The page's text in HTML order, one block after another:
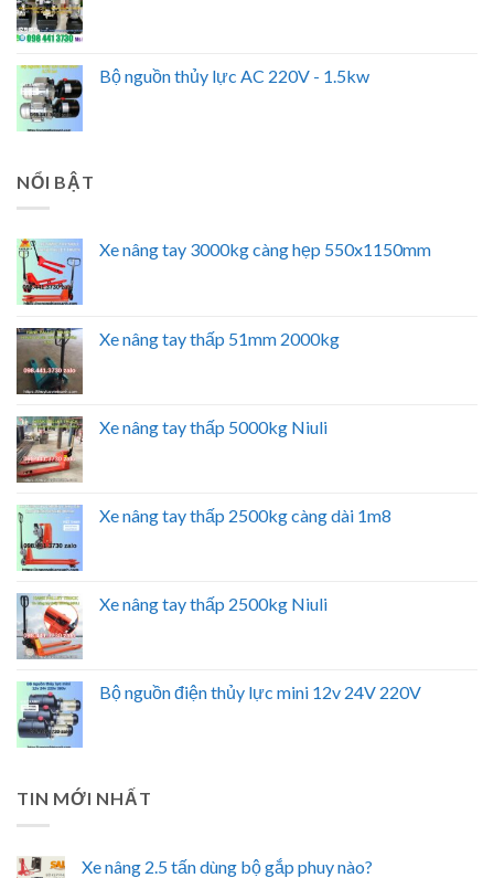
Bộ nguồn thủy lực AC 220V - 1.5kw
NỔI BẬT
Xe nâng tay 3000kg càng hẹp 550x1150mm
Xe nâng tay thấp 51mm 2000kg
Xe nâng tay thấp 5000kg Niuli
Xe nâng tay thấp 2500kg càng dài 1m8
Xe nâng tay thấp 2500kg Niuli
Bộ nguồn điện thủy lực mini 12v 24V 220V
TIN MỚI NHẤT
Xe nâng 2.5 tấn dùng bộ gắp phuy nào?